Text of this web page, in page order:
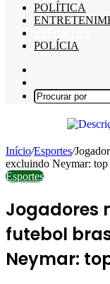
POLÍTICA
POLÍCIA
skin
Início/Esportes/
excluindo Neymar: top
Esportes
Jogadores
futebol
Neymar: